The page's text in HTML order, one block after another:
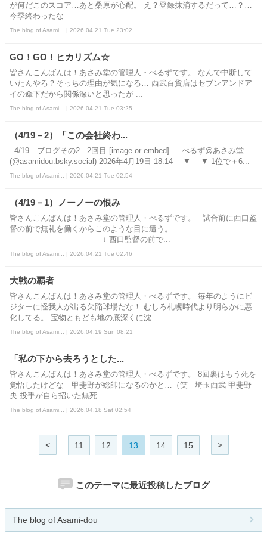
が何だこのスコア…あと桑原が心配。 え？登録抹消するだって…？…
今季終わったな… ...
The blog of Asami... | 2026.04.21 Tue 23:02
GO！GO！ヒカリズム☆
皆さんこんばんは！あさみ堂の管理人・べるずです。 なんで中断して
いたんやろ？そっちの理由が気になる… 西武百貨店はセブンアンドア
イの傘下だから関係深いと思ったが ...
The blog of Asami... | 2026.04.21 Tue 03:25
（4/19－2）「この会社終わ...
4/19 ブログその2 2回目 [image or embed] — べるず@あさみ堂
(@asamidou.bsky.social) 2026年4月19日 18:14 ▼ ▼ 1位で＋6...
The blog of Asami... | 2026.04.21 Tue 02:54
（4/19－1）ノーノーの恨み
皆さんこんばんは！あさみ堂の管理人・べるずです。 試合前に西口監
督の前で無礼を働くからこのような目に遭う。
↓ 西口監督の前で...
The blog of Asami... | 2026.04.21 Tue 02:46
大戦の覇者
皆さんこんばんは！あさみ堂の管理人・べるずです。 毎年のようにビ
ジターに怪我人が出る欠陥球場だな！ むしろ札幌時代より明らかに悪
化してる。 宝物ともども地の底深くに沈...
The blog of Asami... | 2026.04.19 Sun 08:21
「私の下から去ろうとした...
皆さんこんばんは！あさみ堂の管理人・べるずです。 8回裏はもう死を
覚悟したけどな 甲斐野が総帥になるのかと…（笑 埼玉西武 甲斐野
央 投手が自ら招いた無死...
The blog of Asami... | 2026.04.18 Sat 02:54
< 11 12 13 14 15 >
このテーマに最近投稿したブログ
The blog of Asami-dou